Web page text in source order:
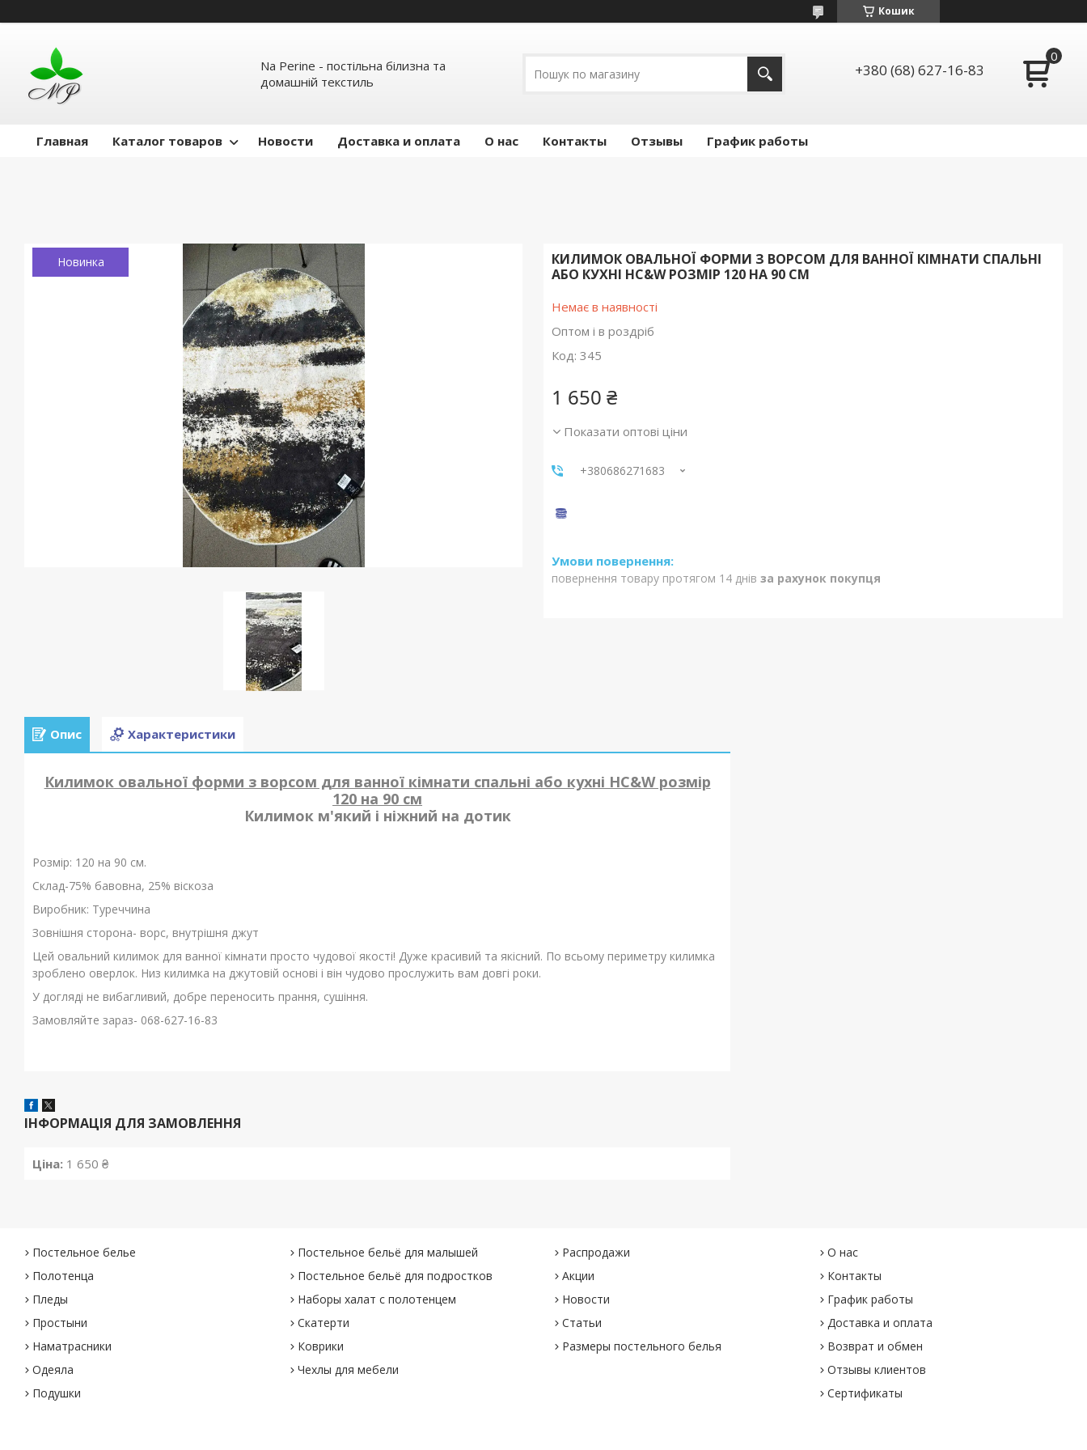
Кошик
Na Perine - постільна білизна та
домашній текстиль
+380 (68) 627-16-83
Главная Каталог товаров Новости Доставка и оплата О нас Контакты Отзывы График работы
Новинка
КИЛИМОК ОВАЛЬНОЇ ФОРМИ З ВОРСОМ ДЛЯ ВАННОЇ КІМНАТИ СПАЛЬНІ
АБО КУХНІ HC&W РОЗМІР 120 НА 90 СМ
Немає в наявності
Оптом і в роздріб
Код: 345
1 650 ₴
Показати оптові ціни
+380686271683
повернення товару протягом 14 днів за рахунок покупця
Опис Характеристики
Килимок овальної форми з ворсом для ванної кімнати спальні або кухні HC&W розмір
120 на 90 см
Килимок м'який і ніжний на дотик
Розмір: 120 на 90 см.
Склад-75% бавовна, 25% віскоза
Виробник: Туреччина
Зовнішня сторона- ворс, внутрішня джут
Цей овальний килимок для ванної кімнати просто чудової якості! Дуже красивий та якісний. По всьому периметру килимка
зроблено оверлок. Низ килимка на джутовій основі і він чудово прослужить вам довгі роки.
У догляді не вибагливий, добре переносить прання, сушіння.
Замовляйте зараз- 068-627-16-83
ІНФОРМАЦІЯ ДЛЯ ЗАМОВЛЕННЯ
Ціна: 1 650 ₴
Постельное белье
Полотенца
Пледы
Простыни
Наматрасники
Одеяла
Подушки
Постельное бельё для малышей
Постельное бельё для подростков
Наборы халат с полотенцем
Скатерти
Коврики
Чехлы для мебели
Распродажи
Акции
Новости
Статьи
Размеры постельного белья
О нас
Контакты
График работы
Доставка и оплата
Возврат и обмен
Отзывы клиентов
Сертификаты